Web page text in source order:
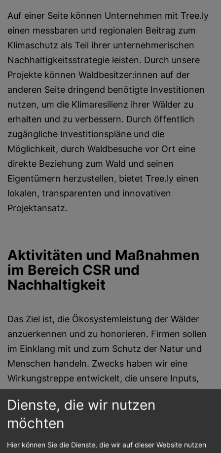
Auf einer Seite können Unternehmen mit Tree.ly
einen messbaren und regionalen Beitrag zum
Klimaschutz als Teil ihrer unternehmerischen
Nachhaltigkeitsstrategie leisten. Durch unsere
Projekte können Waldbesitzer:innen auf der
anderen Seite dringend benötigte Investitionen
nutzen, um die Klimaresilienz ihrer Wälder zu
erhalten und zu verbessern. Durch öffentlich
zugängliche Investitionspläne und die
Möglichkeit, durch Waldbesuche vor Ort eine
direkte Beziehung zum Wald und seinen
Eigentümern herzustellen, bietet Tree.ly einen
lokalen, transparenten und innovativen
Projektansatz.
Aktivitäten und Maßnahmen
im Bereich CSR und
Nachhaltigkeit
Das Ziel ist, die Ökosystemleistung der Wälder
anzuerkennen und zu honorieren. Firmen sollen
im Einklang mit und zum Schutz der Natur und
Menschen handeln. Zwecks haben wir eine
Wirkungstreppe entwickelt, die unsere Inputs,
Outputs, Outcomes und schließlich den
erwarteten Impact messbar macht. Ein Auszug
aus unseren quantitativen KPIs:
Hektar unter Vertrag
Dienste, die wir nutzen
möchten
Hier können Sie die Dienste, die wir auf dieser Website nutzen